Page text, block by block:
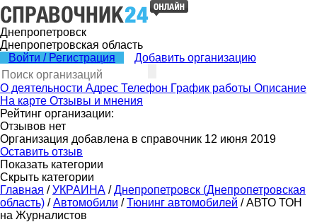
Днепропетровск
Днепропетровская область
Войти / Регистрация
Добавить организацию
О деятельности Адрес Телефон График работы Описание
На карте Отзывы и мнения
Рейтинг организации:
Отзывов нет
Организация добавлена в справочник 12 июня 2019
Оставить отзыв
Показать категории
Скрыть категории
Главная / УКРАИНА / Днепропетровск (Днепропетровская
область) / Автомобили / Тюнинг автомобилей / АВТО ТОН
на Журналистов